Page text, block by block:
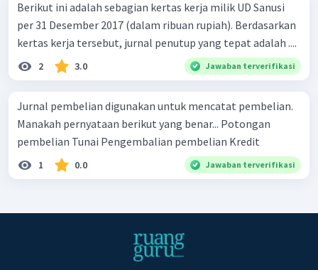
Berikut ini adalah sebagian kertas kerja milik UD Sanusi
per 31 Desember 2017 (dalam ribuan rupiah). Berdasarkan
kertas kerja tersebut, jurnal penutup yang tepat adalah ....
2 3.0 Jawaban terverifikasi
Jurnal pembelian digunakan untuk mencatat pembelian.
Manakah pernyataan berikut yang benar... Potongan
pembelian Tunai Pengembalian pembelian Kredit
1 0.0 Jawaban terverifikasi